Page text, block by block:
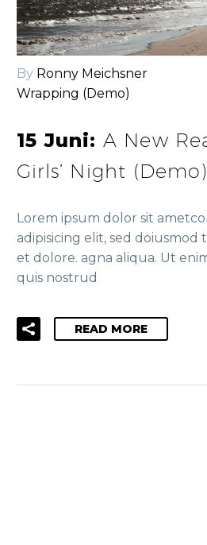
By Ronny Meichsner
Wrapping (Demo)
15 Juni: A New
Girls’ Night (Demo)
Lorem ipsum dolor sit
adipisicing elit, sed doiusmod
et dolore. agna aliqua. Ut
quis nostrud
READ MORE